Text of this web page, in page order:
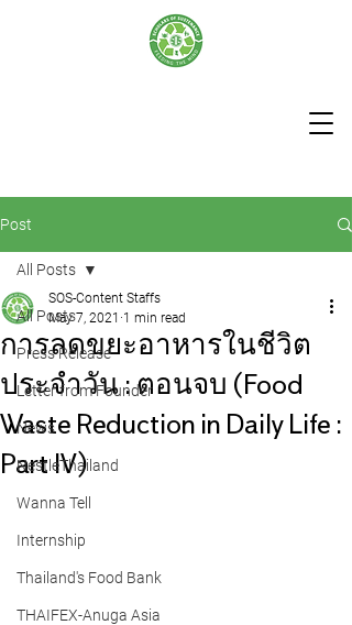
Post
All Posts
Press Release
Letter from Founder
News
NestleThailand
Wanna Tell
Internship
Thailand's Food Bank
THAIFEX-Anuga Asia
All Posts
การลดขยะอาหารในชีวิต
ประจำวัน : ตอนจบ (Food
Waste Reduction in Daily Life :
Part IV)
SOS-Content Staffs
May 7, 2021 1 min read